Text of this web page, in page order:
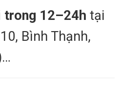
trong 12–24h tại
Bình Thạnh,